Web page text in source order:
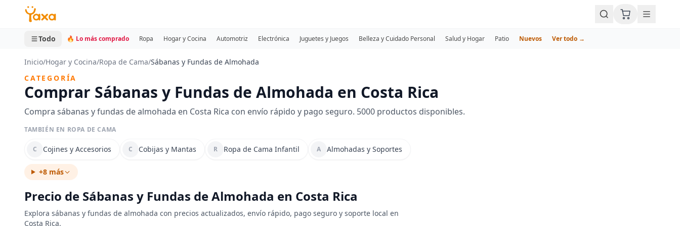
MINI CARRITO
0 productos
Todo 🔥 Lo más comprado Ropa Hogar y Cocina Automotriz Electrónica Juguetes y Juegos Belleza y Cuidado Personal Salud y Hogar Patio Nuevos Ver todo →
Inicio/Hogar y Cocina/Ropa de Cama/Sábanas y Fundas de Almohada
CATEGORÍA
Comprar Sábanas y Fundas de Almohada en Costa Rica
Compra sábanas y fundas de almohada en Costa Rica con envío rápido y pago seguro. 5000 productos disponibles.
TAMBIÉN EN ROPA DE CAMA
C Cojines y Accesorios C Cobijas y Mantas R Ropa de Cama Infantil A Almohadas y Soportes
+8 más
Precio de Sábanas y Fundas de Almohada en Costa Rica
Explora sábanas y fundas de almohada con precios actualizados, envío rápido, pago seguro y soporte local en
Costa Rica.